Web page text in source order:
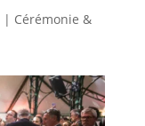
| Cérémonie &